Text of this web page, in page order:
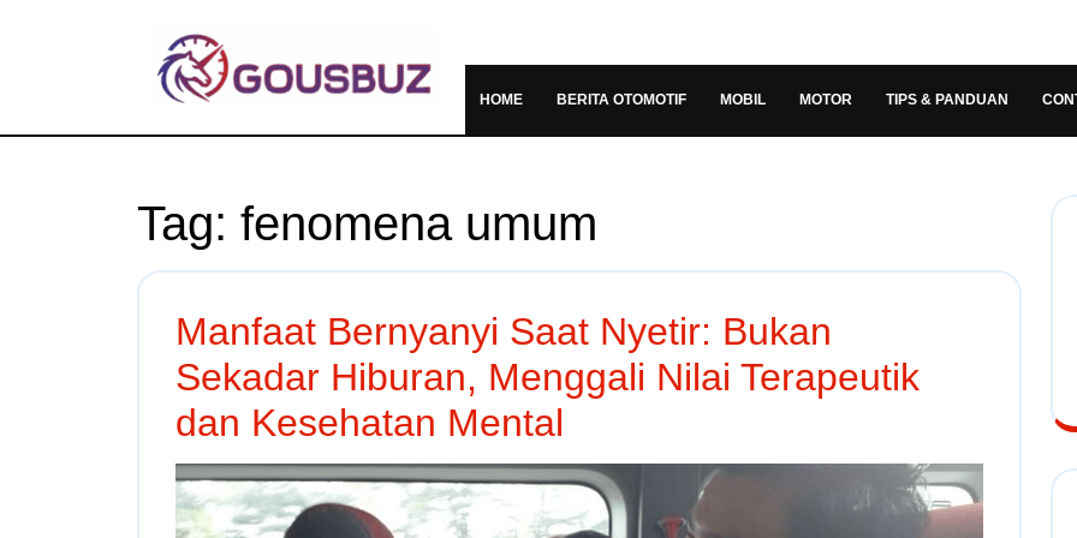
HOME BERITA OTOMOTIF MOBIL MOTOR TIPS & PANDUAN
Tag: fenomena umum
Manfaat Bernyanyi Saat Nyetir: Bukan
Sekadar Hiburan, Menggali Nilai Terapeutik
dan Kesehatan Mental